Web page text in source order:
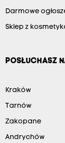
Darmowe
Sklep z
POSŁUCHASZ
Kraków
Tarnów
Zakopane
Andrychów